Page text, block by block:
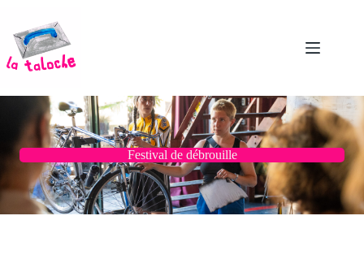
contenu
Festival de débrouille